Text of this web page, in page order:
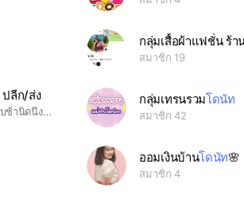
กลุ่มเสื้อผ้าแฟชั่น ร้า
สมาชิก 19
ปลีก/ส่ง
ติดต่อสอบได้ตลอด 24 ชม. (แม่ค้าตอบช้านิดนึงนะคะ)
กลุ่มเทรนรวมโดนัท
สมาชิก 42
ออมเงินบ้านโดนัท🌸
สมาชิก 4